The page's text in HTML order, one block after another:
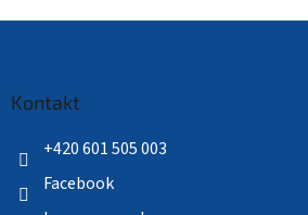
Kontakt
+420 601 505 003
Facebook